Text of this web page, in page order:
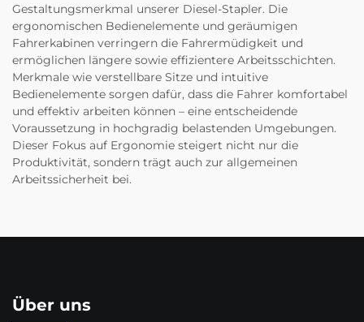
Gestaltungsmerkmal unserer Diesel-Stapler. Die
ergonomischen Bedienelemente und geräumigen
Fahrerkabinen verringern die Fahrermüdigkeit und
ermöglichen längere sowie effizientere Arbeitsschichten.
Merkmale wie verstellbare Sitze und intuitive
Bedienelemente sorgen dafür, dass die Fahrer komfortabel
und effektiv arbeiten können – eine entscheidende
Voraussetzung in hochgradig belastenden Umgebungen.
Dieser Fokus auf Ergonomie steigert nicht nur die
Produktivität, sondern trägt auch zur allgemeinen
Arbeitssicherheit bei.
Über uns